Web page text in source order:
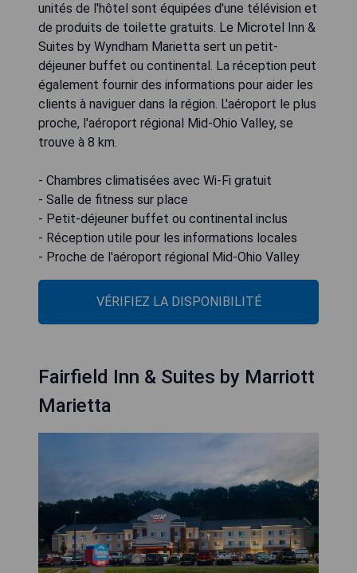
unités de l'hôtel sont équipées d'une télévision et
de produits de toilette gratuits. Le Microtel Inn &
Suites by Wyndham Marietta sert un petit-
déjeuner buffet ou continental. La réception peut
également fournir des informations pour aider les
clients à naviguer dans la région. L'aéroport le plus
proche, l'aéroport régional Mid-Ohio Valley, se
trouve à 8 km.
- Chambres climatisées avec Wi-Fi gratuit
- Salle de fitness sur place
- Petit-déjeuner buffet ou continental inclus
- Réception utile pour les informations locales
- Proche de l'aéroport régional Mid-Ohio Valley
VÉRIFIEZ LA DISPONIBILITÉ
Fairfield Inn & Suites by Marriott
Marietta